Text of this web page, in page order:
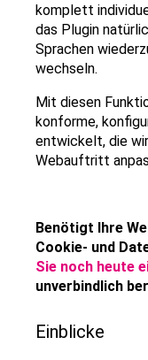
komplett
das Plugin
Sprachen
wechseln.
Mit diesen
konforme,
entwickelt, die
Webauftritt
Benötigt Ihre
Cookie- und
Sie noch heute
unverbindlich
Einblicke